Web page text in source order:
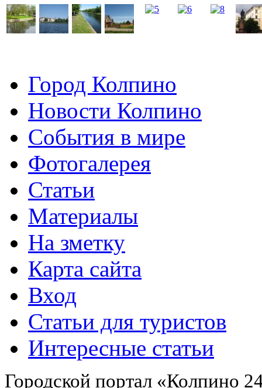
Город Колпино
Новости Колпино
События в мире
Фотогалерея
Статьи
Материалы
На зметку
Карта сайта
Вход
Статьи для туристов
Интересные статьи
Городской портал «Колпино